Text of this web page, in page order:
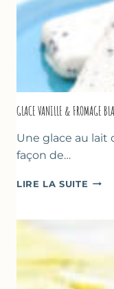
GLACE VANILLE & FROMAGE
Une glace au lait
façon de…
LIRE LA SUITE